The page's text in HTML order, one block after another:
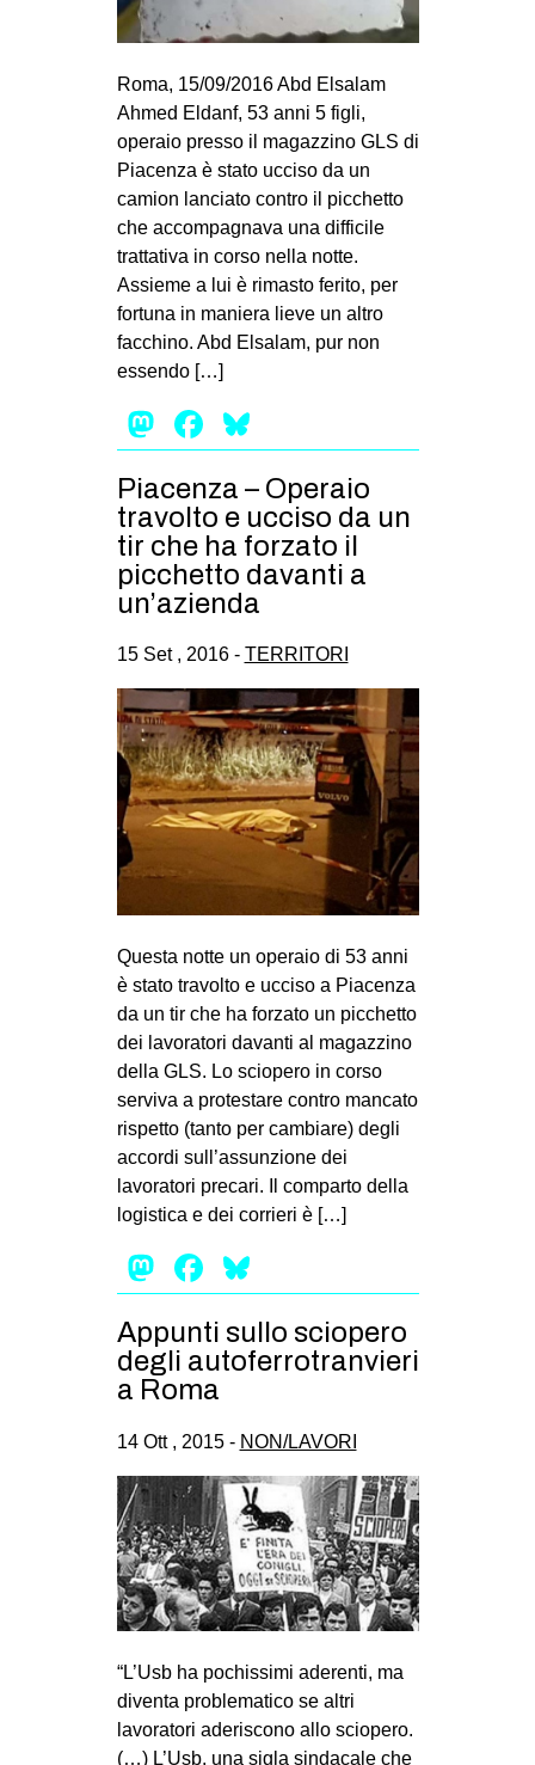
Roma, 15/09/2016 Abd Elsalam
Ahmed Eldanf, 53 anni 5 figli,
operaio presso il magazzino GLS di
Piacenza è stato ucciso da un
camion lanciato contro il picchetto
che accompagnava una difficile
trattativa in corso nella notte.
Assieme a lui è rimasto ferito, per
fortuna in maniera lieve un altro
facchino. Abd Elsalam, pur non
essendo […]
Mastodon
Facebook
Piacenza – Operaio
travolto e ucciso da un
tir che ha forzato il
picchetto davanti a
un’azienda
15 Set , 2016 - TERRITORI
Questa notte un operaio di 53 anni
è stato travolto e ucciso a Piacenza
da un tir che ha forzato un picchetto
dei lavoratori davanti al magazzino
della GLS. Lo sciopero in corso
serviva a protestare contro mancato
rispetto (tanto per cambiare) degli
accordi sull’assunzione dei
lavoratori precari. Il comparto della
logistica e dei corrieri è […]
Mastodon
Facebook
Appunti sullo sciopero
degli autoferrotranvieri
a Roma
14 Ott , 2015 - NON/LAVORI
“L’Usb ha pochissimi aderenti, ma
diventa problematico se altri
lavoratori aderiscono allo sciopero.
(…) L’Usb, una sigla sindacale che